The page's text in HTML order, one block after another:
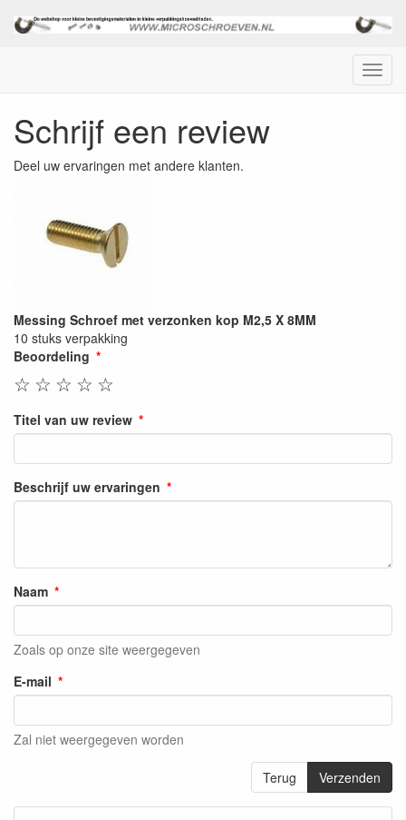
Menu
Schrijf een review
Deel uw ervaringen met andere klanten.
Messing Schroef met verzonken kop M2,5 X 8MM
10 stuks verpakking
Beoordeling
☆
☆
☆
☆
☆
Titel van uw review
Beschrijf uw ervaringen
Naam
Zoals op onze site weergegeven
E-mail
Zal niet weergegeven worden
Terug Verzenden